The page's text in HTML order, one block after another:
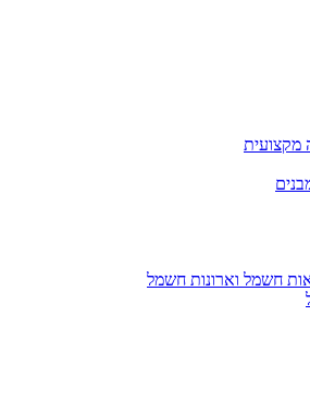
מקצועית
חשמל וארונות חשמל